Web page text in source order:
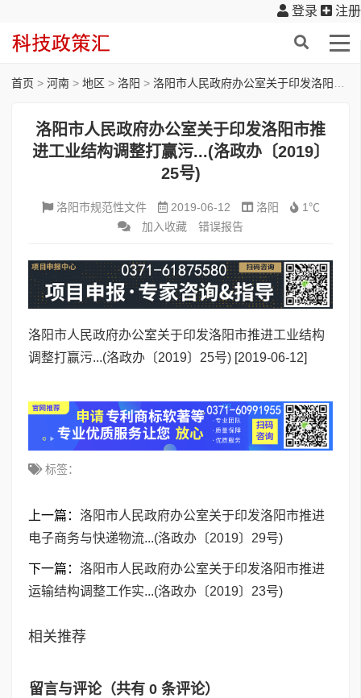
登录 注册
首页 > 河南 > 地区 > 洛阳 > 洛阳市人民政府办公室关于印发洛阳市推进工业结构调整打赢污...(洛政办〔2019〕25号)
洛阳市人民政府办公室关于印发洛阳市推
进工业结构调整打赢污...(洛政办〔2019〕
25号)
洛阳市规范性文件 2019-06-12 洛阳
1℃
加入收藏
错误报告
洛阳市人民政府办公室关于印发洛阳市推进工业结构
调整打赢污...(洛政办〔2019〕25号) [2019-06-12]
标签：
上一篇： 洛阳市人民政府办公室关于印发洛阳市推进
电子商务与快递物流...(洛政办〔2019〕29号)
下一篇： 洛阳市人民政府办公室关于印发洛阳市推进
运输结构调整工作实...(洛政办〔2019〕23号)
相关推荐
留言与评论（共有 0 条评论）